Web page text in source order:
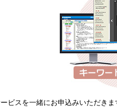
ビスを一緒にお申込みいただき